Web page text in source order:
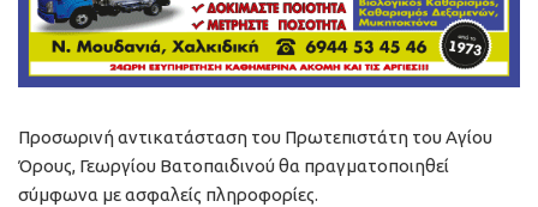
Προσωρινή αντικατάσταση του Πρωτεπιστάτη του Αγίου
Όρους, Γεωργίου Βατοπαιδινού θα πραγματοποιηθεί
σύμφωνα με ασφαλείς πληροφορίες.